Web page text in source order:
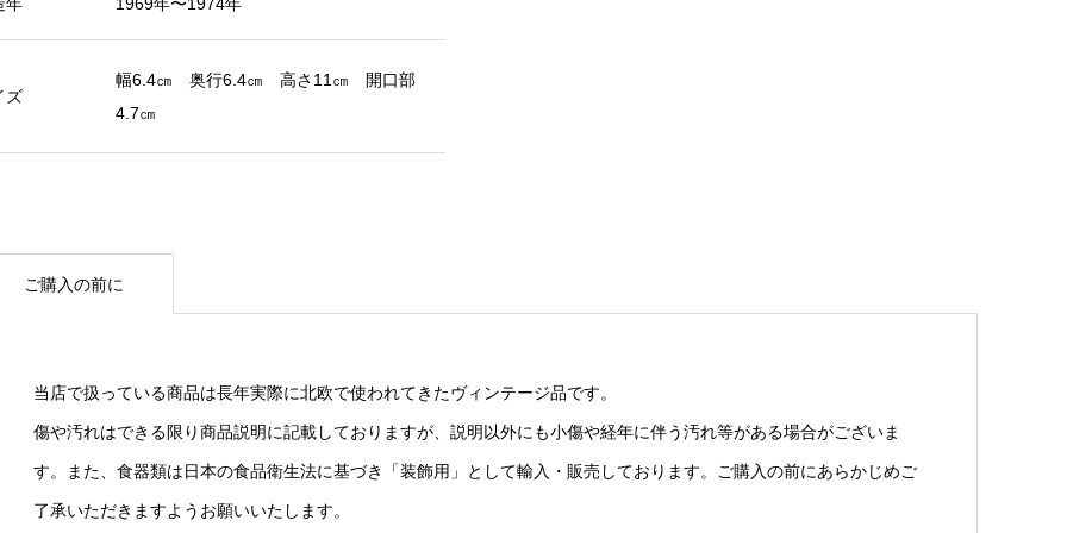
年 1969年〜1974年
ズ
幅6.4㎝ 奥行6.4㎝ 高さ11㎝ 開口部
4.7㎝
ご購入の前に
当店で扱っている商品は長年実際に北欧で使われてきたヴィンテージ品です。
傷や汚れはできる限り商品説明に記載しておりますが、説明以外にも小傷や経年に伴う汚れ等がある場合がございま
す。また、食器類は日本の食品衛生法に基づき「装飾用」として輸入・販売しております。ご購入の前にあらかじめご
了承いただきますようお願いいたします。